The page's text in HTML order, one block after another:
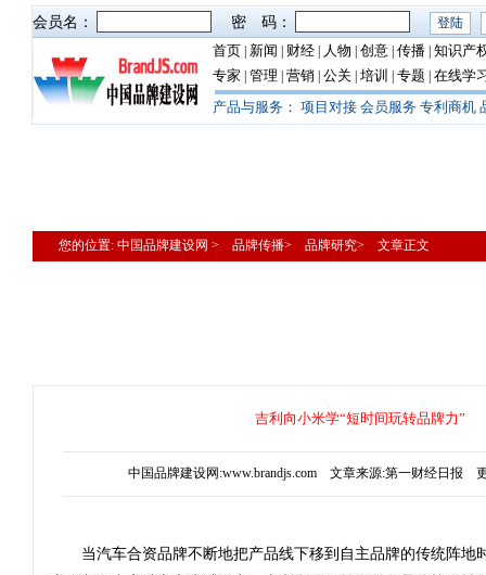
会员名：
密 码：
首页 新闻 财经 人物 创意 传播 知识产
专家 管理 营销 公关 培训 专题 在线学
产品与服务： 项目对接 会员服务 专利商机
您的位置: 中国品牌建设网 > 品牌传播> 品牌研究> 文章正文
吉利向小米学“短时间玩转品牌力”
中国品牌建设网:www.brandjs.com 文章来源:第一财经日报
当汽车合资品牌不断地把产品线下移到自主品牌的传统阵地